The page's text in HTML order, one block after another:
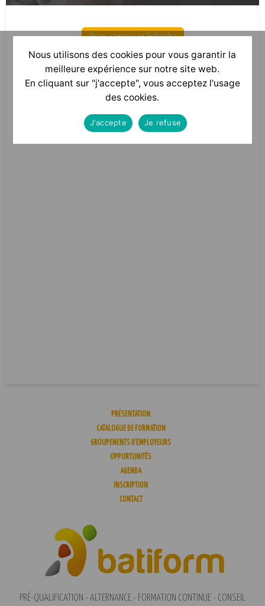
Nous suivre sur linkedin
PRÉSENTATION
CATALOGUE DE FORMATION
GROUPEMENTS D’EMPLOYEURS
OPPORTUNITÉS
AGENDA
INSCRIPTION
CONTACT
PRÉ-QUALIFICATION - ALTERNANCE - FORMATION CONTINUE - CONSEIL
Nous utilisons des cookies pour vous garantir la
meilleure expérience sur notre site web.
En cliquant sur "j'accepte", vous acceptez l'usage
des cookies.
J'accepte Je refuse